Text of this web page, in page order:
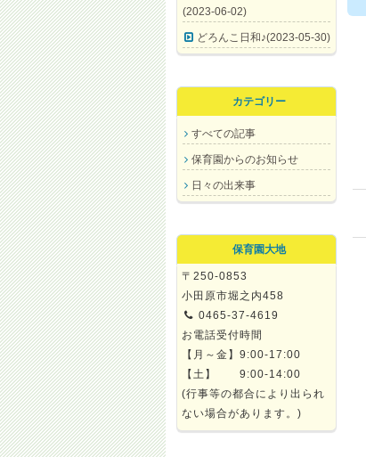
(2023-06-02)
どろんこ日和♪(2023-05-30)
カテゴリー
すべての記事
保育園からのお知らせ
日々の出来事
保育園大地
〒250-0853
小田原市堀之内458
0465-37-4619
お電話受付時間
【月～金】9:00-17:00
【土】 9:00-14:00
(行事等の都合により出られ
ない場合があります。)